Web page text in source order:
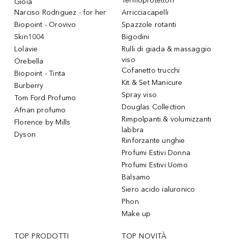
Gioia
Narciso Rodriguez - for her
Biopoint - Orovivo
Skin1004
Lolavie
Orebella
Biopoint - Tinta
Burberry
Tom Ford Profumo
Afnan profumo
Florence by Mills
Dyson
Arricciacapelli
Spazzole rotanti
Bigodini
Rulli di giada & massaggio
viso
Cofanetto trucchi
Kit & Set Manicure
Spray viso
Douglas Collection
Rimpolpanti & volumizzanti
labbra
Rinforzante unghie
Profumi Estivi Donna
Profumi Estivi Uomo
Balsamo
Siero acido ialuronico
Phon
Make up
TOP PRODOTTI TOP NOVITÀ